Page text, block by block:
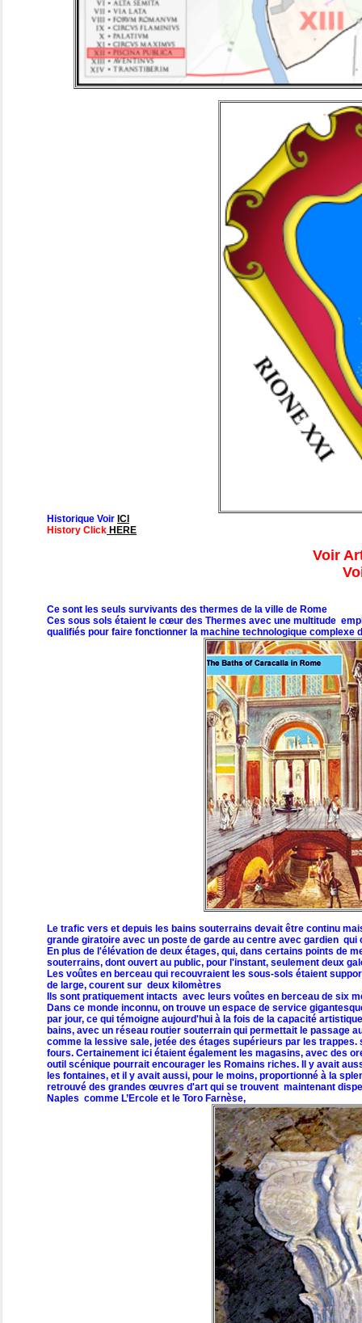
Historique Voir ICI
History Click HERE
Voir
Ce sont les seuls survivants des thermes de la ville de Rome
Ces sous sols étaient le cœur des Thermes avec une multitude
qualifiés pour faire fonctionner la machine technologique complexe
Le trafic vers et depuis les bains souterrains devait être continu
grande giratoire avec un poste de garde au centre avec gardien
En plus de l'élévation de deux étages, qui, dans certains points de
souterrains, dont ouvert au public, pour l'instant, seulement deux
Les voûtes en berceau qui recouvraient les sous-sols étaient
de large, courent sur deux kilomètres
Ils sont pratiquement intacts avec leurs voûtes en berceau de six
Dans ce monde inconnu, on trouve un espace de service
par jour, ce qui témoigne aujourd'hui à la fois de la capacité
bains, avec un réseau routier souterrain qui permettait le passage
comme la lessive sale, jetée des étages supérieurs par les
fours. Certainement ici étaient également les magasins, avec des
outil scénique pourrait encourager les Romains riches. Il y avait
les fontaines, et il y avait aussi, pour le moins, proportionné à la
retrouvé des grandes œuvres d'art qui se trouvent maintenant
Naples comme L’Ercole et le Toro Farnèse,